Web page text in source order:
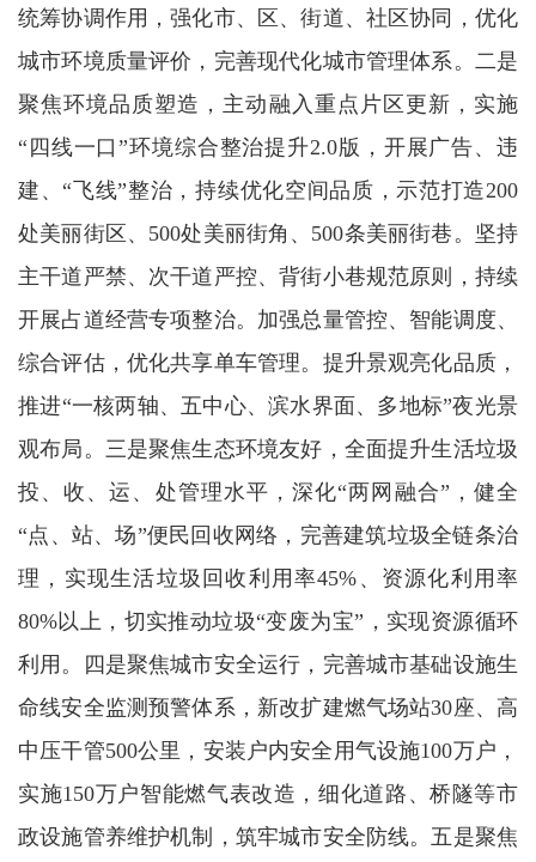
统筹协调作用，强化市、区、街道、社区协同，优化
城市环境质量评价，完善现代化城市管理体系。二是
聚焦环境品质塑造，主动融入重点片区更新，实施
“四线一口”环境综合整治提升2.0版，开展广告、违
建、“飞线”整治，持续优化空间品质，示范打造200
处美丽街区、500处美丽街角、500条美丽街巷。坚持
主干道严禁、次干道严控、背街小巷规范原则，持续
开展占道经营专项整治。加强总量管控、智能调度、
综合评估，优化共享单车管理。提升景观亮化品质，
推进“一核两轴、五中心、滨水界面、多地标”夜光景
观布局。三是聚焦生态环境友好，全面提升生活垃圾
投、收、运、处管理水平，深化“两网融合”，健全
“点、站、场”便民回收网络，完善建筑垃圾全链条治
理，实现生活垃圾回收利用率45%、资源化利用率
80%以上，切实推动垃圾“变废为宝”，实现资源循环
利用。四是聚焦城市安全运行，完善城市基础设施生
命线安全监测预警体系，新改扩建燃气场站30座、高
中压干管500公里，安装户内安全用气设施100万户，
实施150万户智能燃气表改造，细化道路、桥隧等市
政设施管养维护机制，筑牢城市安全防线。五是聚焦